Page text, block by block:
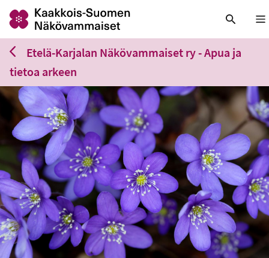
Etelä-Karjalan Näkövammaiset ry - Apua ja
tietoa arkeen